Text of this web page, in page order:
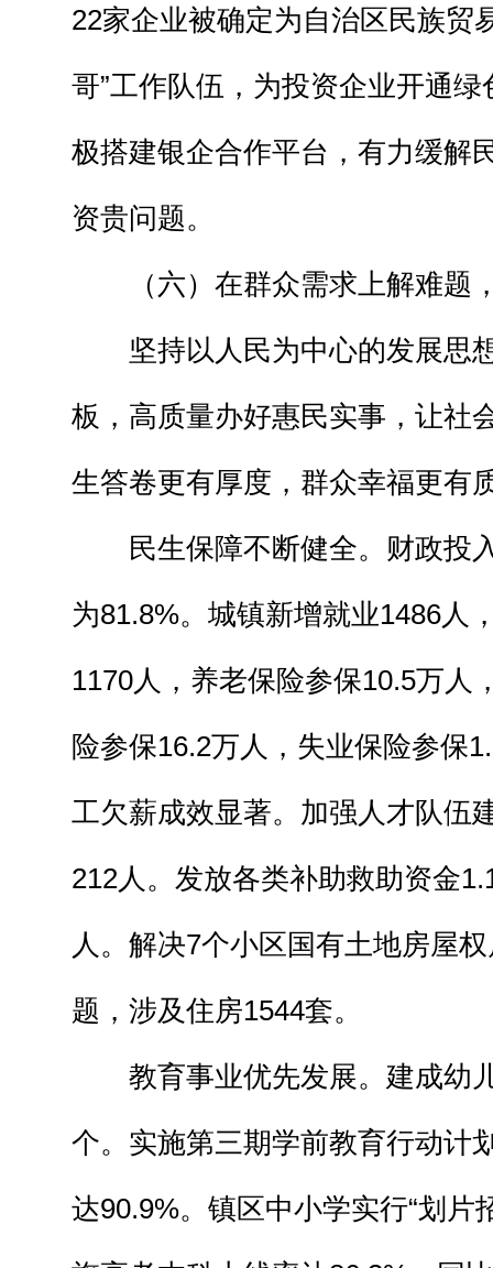
22家企业被确定为自治区民族贸
哥”工作队伍，为投资企业开通
极搭建银企合作平台，有力缓解
资贵问题。
（六）在群众需求上解难题
坚持以人民为中心的发展思
板，高质量办好惠民实事，让社
生答卷更有厚度，群众幸福更有
民生保障不断健全。财政投
为81.8%。城镇新增就业1486人
1170人，养老保险参保10.5万人
险参保16.2万人，失业保险参保
工欠薪成效显著。加强人才队伍
212人。发放各类补助救助资金
人。解决7个小区国有土地房屋
题，涉及住房1544套。
教育事业优先发展。建成幼
个。实施第三期学前教育行动计
达90.9%。镇区中小学实行“划片